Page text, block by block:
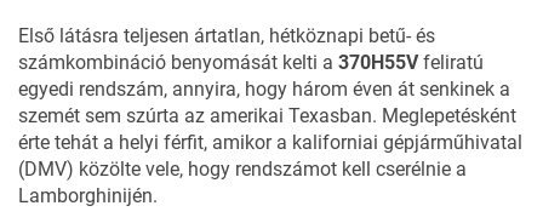
Első látásra teljesen ártatlan, hétköznapi betű- és
számkombináció benyomását kelti a 370H55Vfeliratú
egyedi rendszám, annyira, hogy három éven át senkinek a
szemét sem szúrta az amerikai Texasban. Meglepetésként
érte tehát a helyi férfit, amikor a kaliforniai gépjárműhivatal
(DMV) közölte vele, hogy rendszámot kell cserélnie a
Lamborghinijén.